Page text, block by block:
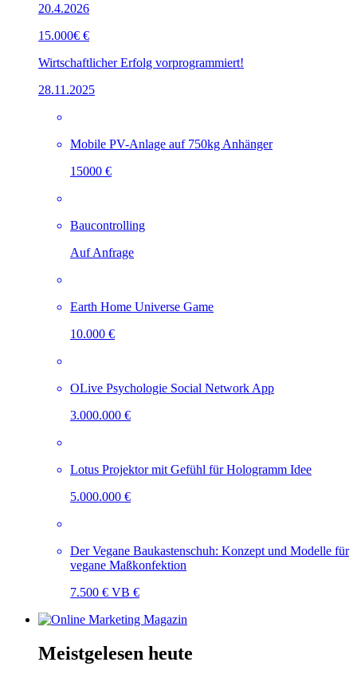
20.4.2026
15.000€ €
Wirtschaftlicher Erfolg vorprogrammiert!
28.11.2025
Mobile PV-Anlage auf 750kg Anhänger
15000 €
Baucontrolling
Auf Anfrage
Earth Home Universe Game
10.000 €
OLive Psychologie Social Network App
3.000.000 €
Lotus Projektor mit Gefühl für Hologramm Idee
5.000.000 €
Der Vegane Baukastenschuh: Konzept und Modelle für
vegane Maßkonfektion
7.500 € VB €
Meistgelesen heute